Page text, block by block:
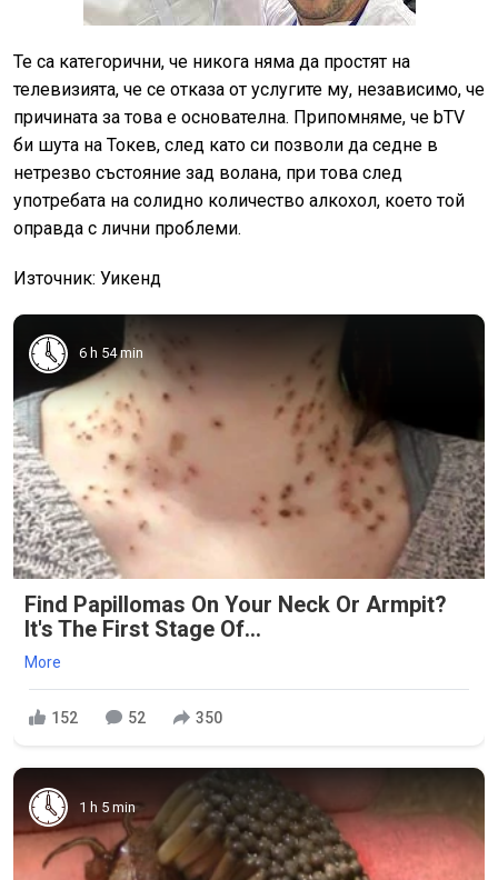
Те са категорични, че никога няма да простят на
телевизията, че се отказа от услугите му, независимо, че
причината за това е основателна. Припомняме, че bTV
би шута на Токев, след като си позволи да седне в
нетрезво състояние зад волана, при това след
употребата на солидно количество алкохол, което той
оправда с лични проблеми.
Източник: Уикенд
6 h 54 min
Find Papillomas On Your Neck Or Armpit?
It's The First Stage Of...
More
152 52 350
1 h 5 min